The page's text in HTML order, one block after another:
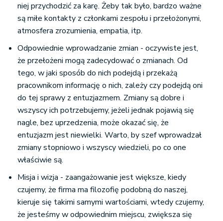
niej przychodzić za karę. Żeby tak było, bardzo ważne
są miłe kontakty z członkami zespołu i przełożonymi,
atmosfera zrozumienia, empatia, itp.
Odpowiednie wprowadzanie zmian - oczywiste jest,
że przełożeni mogą zadecydować o zmianach. Od
tego, w jaki sposób do nich podejdą i przekażą
pracownikom informację o nich, zależy czy podejdą oni
do tej sprawy z entuzjazmem. Zmiany są dobre i
wszyscy ich potrzebujemy, jeżeli jednak pojawią się
nagle, bez uprzedzenia, może okazać się, że
entuzjazm jest niewielki. Warto, by szef wprowadzał
zmiany stopniowo i wszyscy wiedzieli, po co one
właściwie są.
Misja i wizja - zaangażowanie jest większe, kiedy
czujemy, że firma ma filozofię podobną do naszej,
kieruje się takimi samymi wartościami, wtedy czujemy,
że jesteśmy w odpowiednim miejscu, zwiększa się